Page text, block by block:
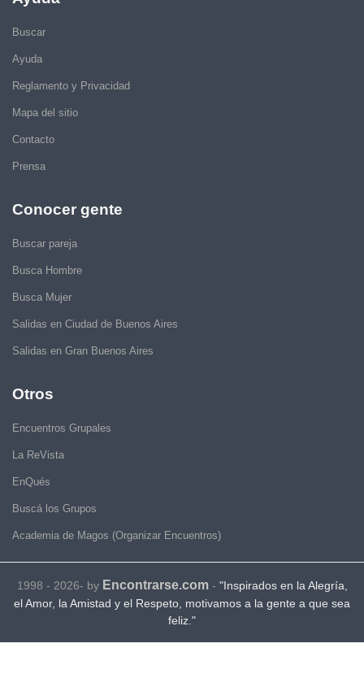
Buscar
Ayuda
Reglamento y Privacidad
Mapa del sitio
Contacto
Prensa
Conocer gente
Buscar pareja
Busca Hombre
Busca Mujer
Salidas en Ciudad de Buenos Aires
Salidas en Gran Buenos Aires
Otros
Encuentros Grupales
La ReVista
EnQués
Buscá los Grupos
Academia de Magos (Organizar Encuentros)
1998 - 2026- by Encontrarse.com- "Inspirados en la Alegría,
el Amor, la Amistad y el Respeto, motivamos a la gente a que sea
feliz."